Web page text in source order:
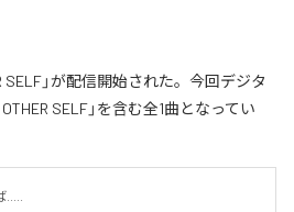
SELF」が配信開始された。今回デジタ
SELF」を含む全1曲となってい